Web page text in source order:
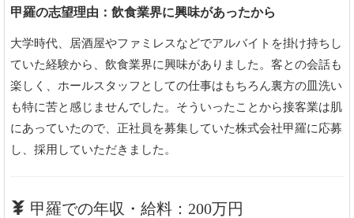
甲羅の志望理由：飲食業界に興味があったから
大学時代、居酒屋やファミレスなどでアルバイトを掛け持ちし
ていた経験から、飲食業界に興味がありました。客との会話も
楽しく、ホールスタッフとしての仕事はもちろん裏方の皿洗い
も特に苦と感じませんでした。そういったことから接客業は肌
にあっていたので、正社員を募集していた株式会社甲羅に応募
し、採用していただきました。
甲羅での年収・給料：200万円